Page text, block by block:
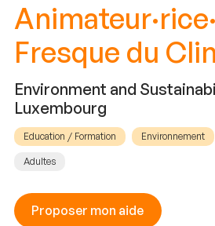
Fresque du
Environment and
Luxembourg
Education / Formation Environnement
Adultes
Proposer mon aide